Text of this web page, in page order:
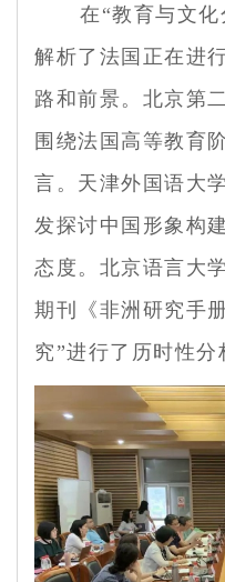
在“教育与文化
解析了法国正在进
路和前景。北京第
围绕法国高等教育
言。天津外国语大
发探讨中国形象构
态度。北京语言大
期刊《非洲研究手
究”进行了历时性分